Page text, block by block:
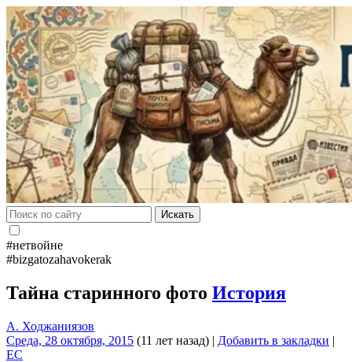
Искать
#нетвойне
#bizgatozahavokerak
Тайна старинного фото История
А. Ходжаниязов
Среда, 28 октября, 2015 (11 лет назад) | Добавить в закладки |
EC